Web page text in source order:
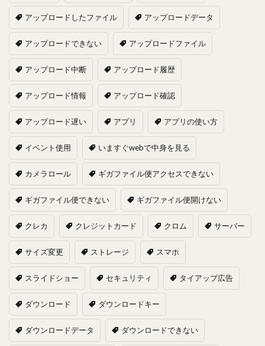
アップロードしたファイル アップロードデータ
アップロードできない アップロードファイル
アップロード中断 アップロード履歴
アップロード情報 アップロード確認
アップロード遅い アプリ アプリの使い方
イベント使用 いますぐwebで中身を見る
カメラロール ギガファイル便アクセスできない
ギガファイル便できない ギガファイル便開けない
クレカ クレジットカード クロム サーバー
サイズ変更 ストレージ スマホ
スライドショー セキュリティ タイアップ広告
ダウンロード ダウンロードキー
ダウンロードデータ ダウンロードできない